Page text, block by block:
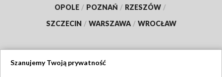
OPOLE / POZNAŃ / RZESZÓW /
SZCZECIN / WARSZAWA / WROCŁAW
Szanujemy Twoją prywatność